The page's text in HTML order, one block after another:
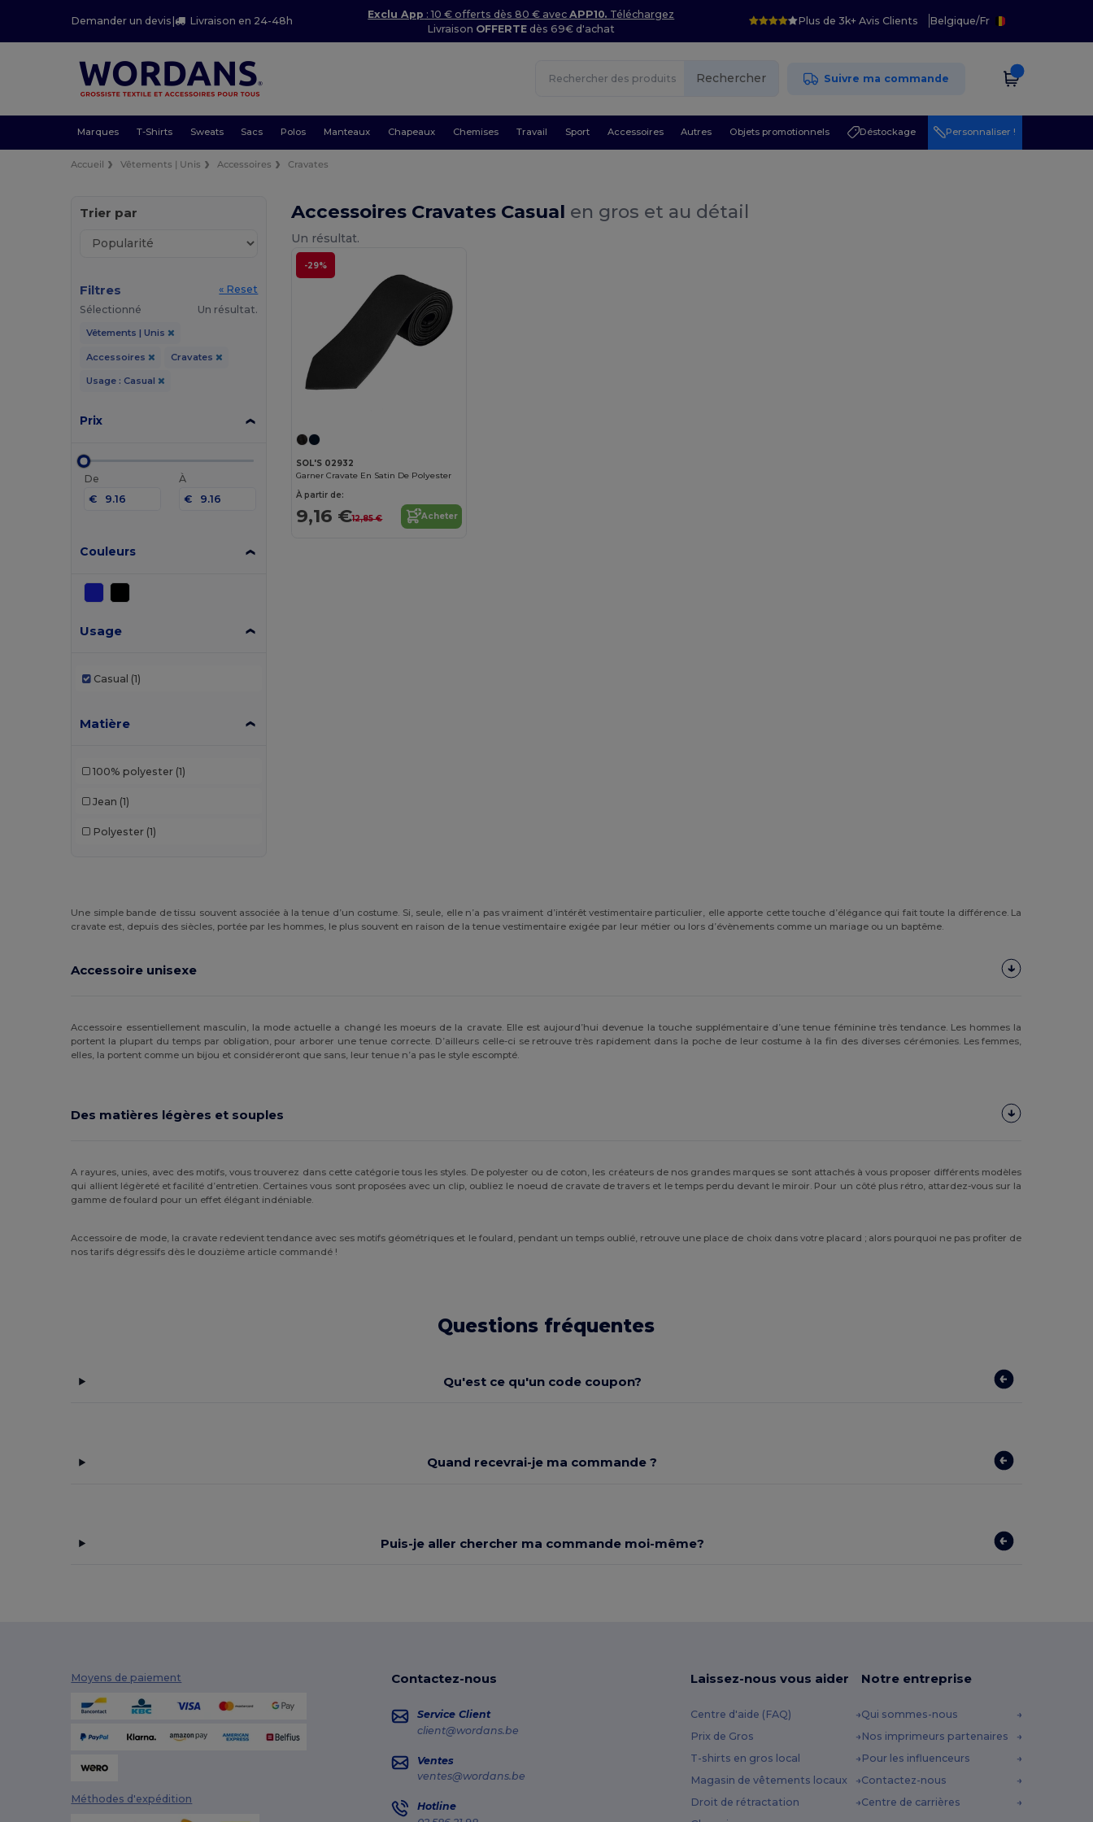
Demander un devis | Livraison en 24-48h
Exclu App : 10 € offerts dès 80 € avecAPP10. Téléchargez
Livraison OFFERTE dès 69€ d'achat
Plus de 3k+ Avis Clients Belgique/Fr
Rechercher Suivre ma commande
Marques T-Shirts Sweats Sacs Polos Manteaux Chapeaux Chemises Travail Sport Accessoires Autres Objets promotionnels Déstockage Personnaliser !
Accueil Vêtements | Unis Accessoires Cravates
Trier par
Filtres
« Reset
Sélectionné
Un résultat.
Vêtements | Unis
Accessoires Cravates
Usage : Casual
Prix
De
€
À
€
Couleurs
Usage
Casual (1)
Matière
100% polyester (1)
Jean (1)
Polyester (1)
Accessoires Cravates Casual en gros et au détail
Un résultat.
-29%
SOL'S 02932
Garner Cravate En Satin De Polyester
À partir de:
9,16 €12,85 € Acheter
Une simple bande de tissu souvent associée à la tenue d’un costume. Si, seule, elle n’a pas vraiment d’intérêt vestimentaire particulier, elle apporte cette touche d’élégance qui fait toute la différence. La
cravate est, depuis des siècles, portée par les hommes, le plus souvent en raison de la tenue vestimentaire exigée par leur métier ou lors d’évènements comme un mariage ou un baptême.
Accessoire unisexe
Accessoire essentiellement masculin, la mode actuelle a changé les moeurs de la cravate. Elle est aujourd’hui devenue la touche supplémentaire d’une tenue féminine très tendance. Les hommes la
portent la plupart du temps par obligation, pour arborer une tenue correcte. D’ailleurs celle-ci se retrouve très rapidement dans la poche de leur costume à la fin des diverses cérémonies. Les femmes,
elles, la portent comme un bijou et considéreront que sans, leur tenue n’a pas le style escompté.
Des matières légères et souples
A rayures, unies, avec des motifs, vous trouverez dans cette catégorie tous les styles. De polyester ou de coton, les créateurs de nos grandes marques se sont attachés à vous proposer différents modèles
qui allient légèreté et facilité d’entretien. Certaines vous sont proposées avec un clip, oubliez le noeud de cravate de travers et le temps perdu devant le miroir. Pour un côté plus rétro, attardez-vous sur la
gamme de foulard pour un effet élégant indéniable.
Accessoire de mode, la cravate redevient tendance avec ses motifs géométriques et le foulard, pendant un temps oublié, retrouve une place de choix dans votre placard ; alors pourquoi ne pas profiter de
nos tarifs dégressifs dès le douzième article commandé !
Questions fréquentes
Qu'est ce qu'un code coupon?
Quand recevrai-je ma commande ?
Puis-je aller chercher ma commande moi-même?
Moyens de paiement
Méthodes d'expédition
Contactez-nous
Service Client
client@wordans.be
Ventes
ventes@wordans.be
Hotline
Laissez-nous vous aider
Centre d'aide (FAQ)
Prix de Gros
T-shirts en gros local
Magasin de vêtements locaux
Droit de rétractation
Notre entreprise
Qui sommes-nous
Nos imprimeurs partenaires
Pour les influenceurs
Contactez-nous
Centre de carrières